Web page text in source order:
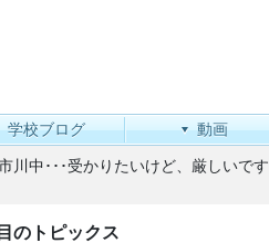
学校ブログ 動画
川中･･･受かりたいけど、厳しいです
のトピックス